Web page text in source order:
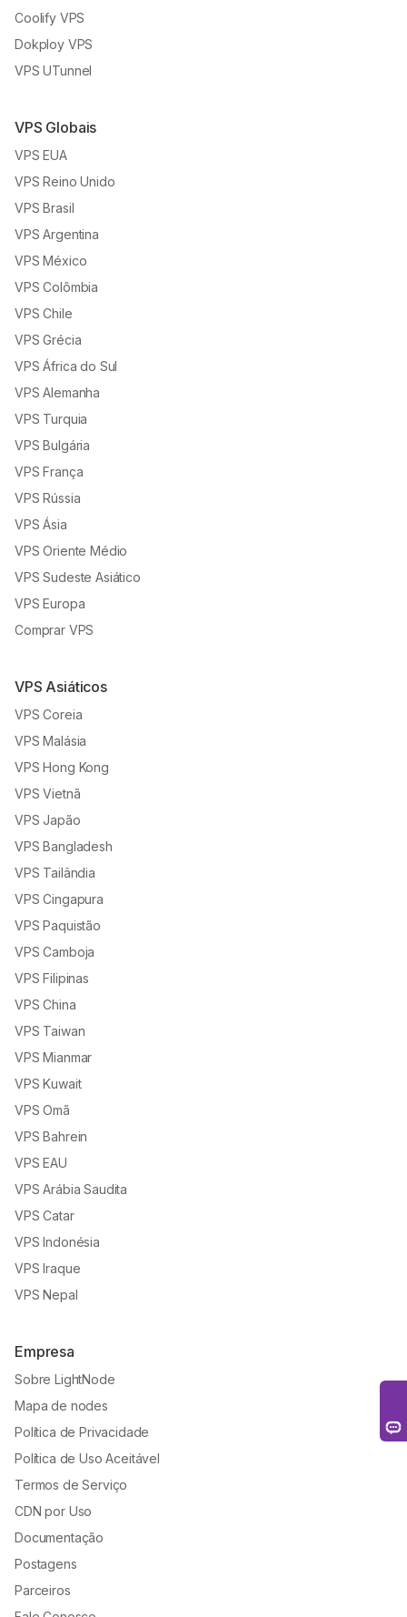
Coolify VPS
Dokploy VPS
VPS UTunnel
VPS Globais
VPS EUA
VPS Reino Unido
VPS Brasil
VPS Argentina
VPS México
VPS Colômbia
VPS Chile
VPS Grécia
VPS África do Sul
VPS Alemanha
VPS Turquia
VPS Bulgária
VPS França
VPS Rússia
VPS Ásia
VPS Oriente Médio
VPS Sudeste Asiático
VPS Europa
Comprar VPS
VPS Asiáticos
VPS Coreia
VPS Malásia
VPS Hong Kong
VPS Vietnã
VPS Japão
VPS Bangladesh
VPS Tailândia
VPS Cingapura
VPS Paquistão
VPS Camboja
VPS Filipinas
VPS China
VPS Taiwan
VPS Mianmar
VPS Kuwait
VPS Omã
VPS Bahrein
VPS EAU
VPS Arábia Saudita
VPS Catar
VPS Indonésia
VPS Iraque
VPS Nepal
Empresa
Sobre LightNode
Mapa de nodes
Política de Privacidade
Política de Uso Aceitável
Termos de Serviço
CDN por Uso
Documentação
Postagens
Parceiros